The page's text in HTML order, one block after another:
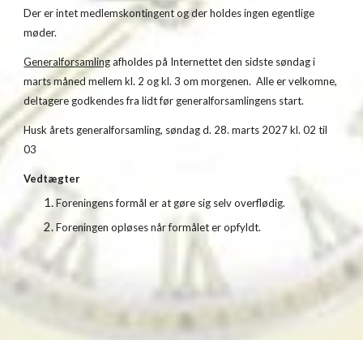
Der er intet medlemskontingent og der holdes ingen egentlige
møder.
Generalforsamlingafholdespå Internettetden sidste søndag i
marts måned mellem kl. 2 og kl. 3 om morgenen. Alle er velkomne,
deltagere godkendes fra lidt før generalforsamlingens start.
Husk årets generalforsamling, søndag d. 28. marts 2027kl. 02 til
03
Vedtægter
Foreningens formål er at gøre sig selv overflødig.
Foreningen opløses når formålet er opfyldt.